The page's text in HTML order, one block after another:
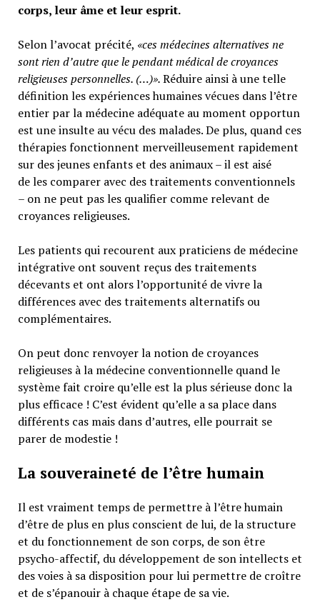
corps, leur âme et leur esprit.
Selon l’avocat précité, «ces médecines alternatives ne
sont rien d’autre que le pendant médical de croyances
religieuses personnelles. (…)».Réduire ainsi à une telle
définition les expériences humaines vécues dans l’être
entier par la médecine adéquate au moment opportun
est une insulte au vécu des malades. De plus, quand ces
thérapies fonctionnent merveilleusement rapidement
sur des jeunes enfants et des animaux – il est aisé
de les comparer avec des traitements conventionnels
– on ne peut pas les qualifier comme relevant de
croyances religieuses.
Les patients qui recourent aux praticiens de médecine
intégrative ont souvent reçus des traitements
décevants et ont alors l’opportunité de vivre la
différences avec des traitements alternatifs ou
complémentaires.
On peut donc renvoyer la notion de croyances
religieuses à la médecine conventionnelle quand le
système fait croire qu’elle est la plus sérieuse donc la
plus efficace ! C’est évident qu’elle a sa place dans
différents cas mais dans d’autres, elle pourrait se
parer de modestie !
La souveraineté de l’être humain
Il est vraiment temps de permettre à l’être humain
d’être de plus en plus conscient de lui, de la structure
et du fonctionnement de son corps, de son être
psycho-affectif, du développement de son intellects et
des voies à sa disposition pour lui permettre de croître
et de s’épanouir à chaque étape de sa vie.